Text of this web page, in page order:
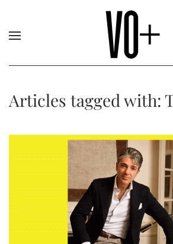
Articles tagged with: